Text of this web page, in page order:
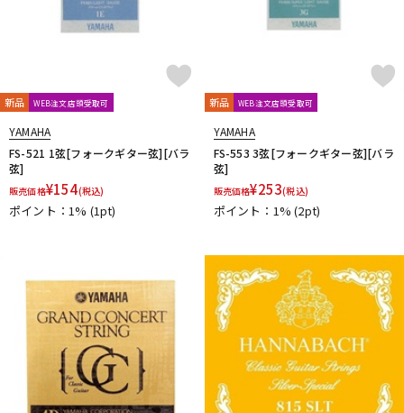
HANNABACH HARRY'S
Headway
HERCO HexHider
HipStrap
IN TUNE GP
Inner Bamboo Bass Instruments (IBBI)
J.P.CARLOS
Kamaka
Ken Smith
Kikutani
Killer KIWAYA KLUSON Ko’olau
KORG
KR'Z NANO DIAMOND CABLE
kusakusa88
L-N
LEVY’S LHL
Lindy Fralin
LM STRAP
Lollar Pickups
Magna Cart Magslide
MAHALO
Manikin Electronic
Mark Strings Marshall
MARTIN
MASTER8 JAPAN
Mastery Bridge MATON
MAYONES
MD Guitars
Mighty Bright MJC Ironworks
MODERN PIRATES
MOGAMI momose
MONO
MONSTER CABLE
Montreux Moody
MORRIS
新品 WEB注文店頭受取可
YAMAHA
FS-521 1弦[フォークギター弦][バラ
弦]
販売価格¥154(税込)
ポイント：1% (1pt)
新品 WEB注文店頭受取可
YAMAHA
FS-553 3弦[フォークギター弦][バラ
弦]
販売価格¥253(税込)
ポイント：1%(2pt)